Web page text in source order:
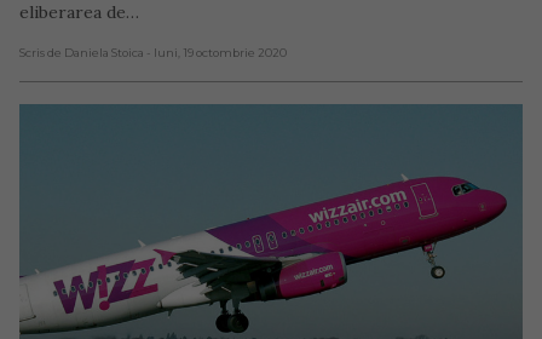
eliberarea de…
Scris de Daniela Stoica - luni, 19 octombrie 2020